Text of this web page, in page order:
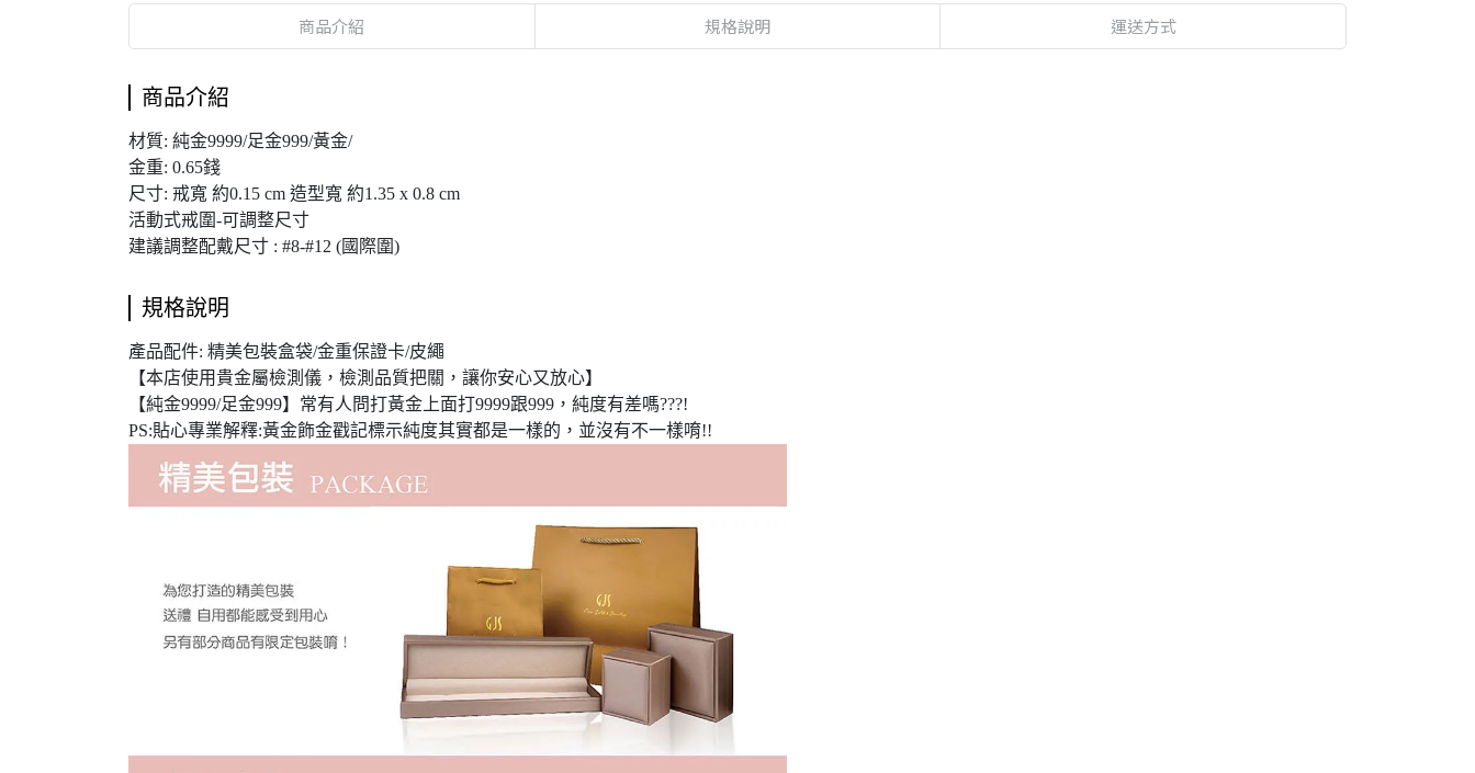
商品介紹 規格說明 運送方式
商品介紹
材質: 純金9999/足金999/黃金/
金重: 0.65錢
尺寸: 戒寬 約0.15 cm 造型寬 約1.35 x 0.8 cm
活動式戒圍-可調整尺寸
建議調整配戴尺寸 : #8-#12 (國際圍)
規格說明
產品配件: 精美包裝盒袋/金重保證卡/皮繩
【本店使用貴金屬檢測儀，檢測品質把關，讓你安心又放心】
【純金9999/足金999】常有人問打黃金上面打9999跟999，純度有差嗎???!
PS:貼心專業解釋:黃金飾金戳記標示純度其實都是一樣的，並沒有不一樣唷!!